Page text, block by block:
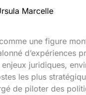
Marcelle
une figure
d’expériences
juridiques,
les plus
de piloter des